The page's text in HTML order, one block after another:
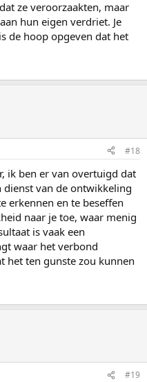
ze veroorzaakten, maar
hun eigen verdriet. Je
de hoop opgeven dat het
#18
ik ben er van overtuigd dat
dienst van de ontwikkeling
erkennen en te beseffen
naar je toe, waar menig
is vaak een
waar het verbond
het ten gunste zou kunnen
#19